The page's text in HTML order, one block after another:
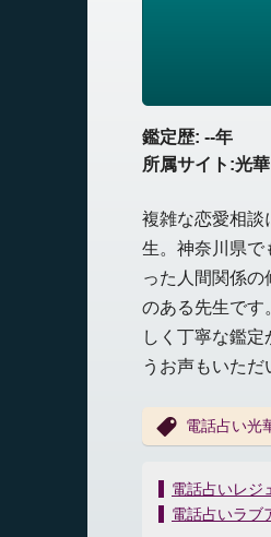
鑑定歴: --年
所属サイト:光華
複雑な恋愛相談
生。神奈川県で
った人間関係
のある先生です
しく丁寧な鑑
うお声もいただ
電話占い光
投
稿
電話占いレジ
電話占いラ